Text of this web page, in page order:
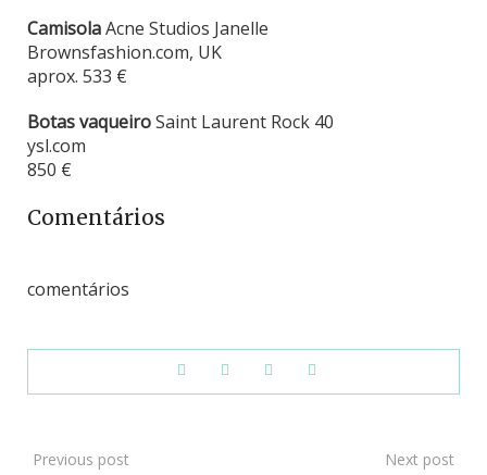
CamisolaAcne Studios Janelle
Brownsfashion.com, UK
aprox. 533 €
Botas vaqueiroSaint Laurent Rock 40
ysl.com
850 €
Comentários
comentários
Previous post Next post